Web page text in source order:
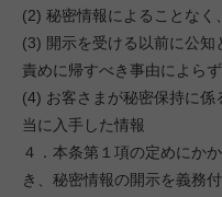
(2) 秘密情報によることなく
(3) 開示を受ける以前に公
責めに帰すべき事由によら
(4) お客さまが秘密保持に
当に入手した情報
４．本条第１項の定めにか
き、秘密情報の開示を義務